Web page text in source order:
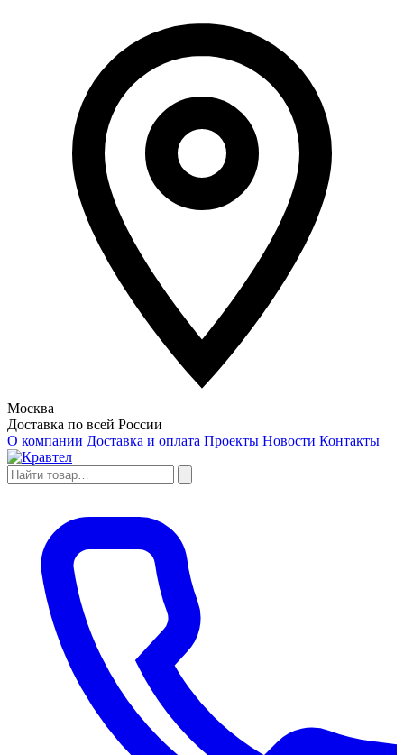
Москва
Доставка по всей России
О компании Доставка и оплата Проекты Новости Контакты